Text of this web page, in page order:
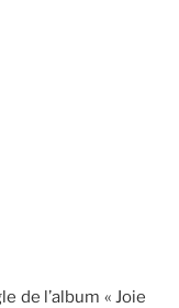
de l’album « Joie